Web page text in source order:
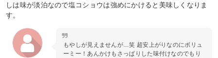
しは味が淡泊なので塩コショウは強めにかけると美味しくなりま
す。
もやしが見えませんが…笑 超安上がりなのにボリュ
ーミー！あんかけもさっぱりした味付けなのでもり